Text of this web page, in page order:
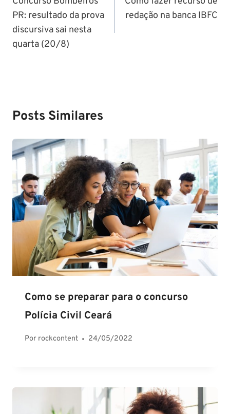
de
Post
PR: resultado da prova
discursiva sai nesta
quarta (20/8)
redação na banca IBFC
Posts Similares
Como se preparar para o concurso
Polícia Civil Ceará
Por rockcontent 24/05/2022